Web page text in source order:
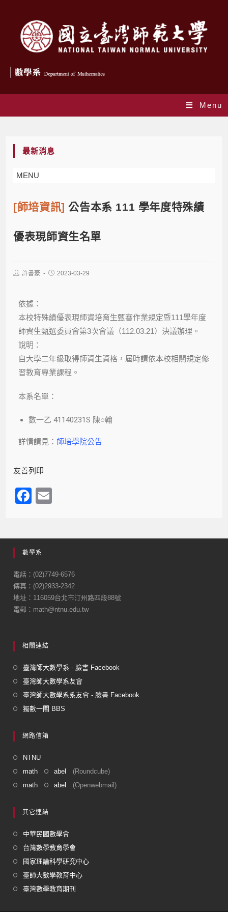
Menu
最新消息
MENU
[師培資訊]公告本系 111 學年度特殊績
優表現師資生名單
許書豪 2023-03-29
依據：
本校特殊績優表現師資培育生甄審作業規定暨111學年度
師資生甄選委員會第3次會議（112.03.21）決議辦理。
說明：
自大學二年級取得師資生資格，屆時請依本校相關規定修
習教育專業課程。
本系名單：
數一乙 41140231S 陳○翰
詳情請見： 師培學院公告
友善列印
F
e
b
o
o
k
數學系
電話：(02)7749-6576
傳真：(02)2933-2342
地址：116059台北市汀州路四段88號
電郵：math@ntnu.edu.tw
相關連結
臺灣師大數學系 - 臉書 Facebook
臺灣師大數學系友會
臺灣師大數學系系友會 - 臉書 Facebook
獨數一閣 BBS
網路信箱
NTNU
math
abel
(Roundcube)
math
abel (Openwebmail)
其它連結
中華民國數學會
台灣數學教育學會
國家理論科學研究中心
臺師大數學教育中心
臺灣數學教育期刊